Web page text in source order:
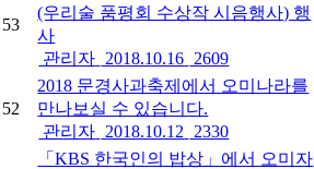
53
(우리술 품평회 수상작 시음행사) 행
사
관리자 2018.10.16 2609
52
2018 문경사과축제에서 오미나라를
만나보실 수 있습니다.
관리자 2018.10.12 2330
「KBS 한국인의 밥상」에서 오미자